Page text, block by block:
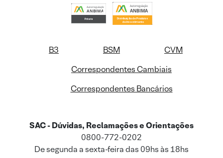
B3 BSM
CVM
Correspondentes Cambiais
Correspondentes Bancários
SAC - Dúvidas, Reclamações e Orientações
0800-772-0202
De segunda a sexta-feira das 09hs às 18hs